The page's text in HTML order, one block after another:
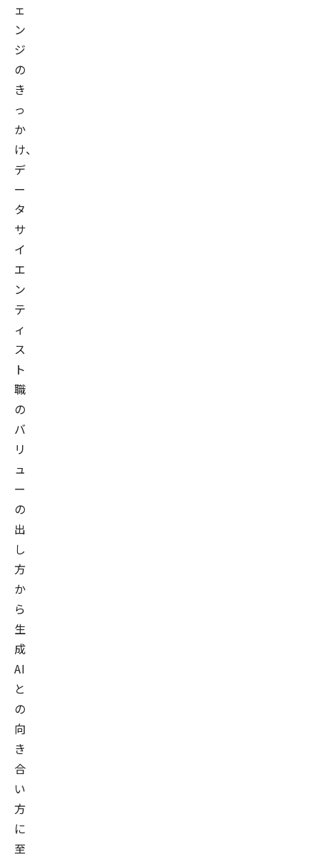
ェ
ン
ジ
の
き
っ
か
け、
デ
ー
タ
サ
イ
エ
ン
テ
ィ
ス
ト
職
の
バ
リ
ュ
ー
の
出
し
方
か
ら
生
成
AI
と
の
向
き
合
い
方
に
至